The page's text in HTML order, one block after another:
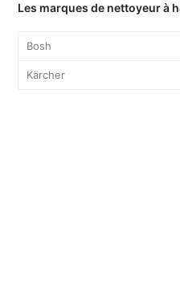
Les marques de nettoyeur à
Bosh
Kärcher